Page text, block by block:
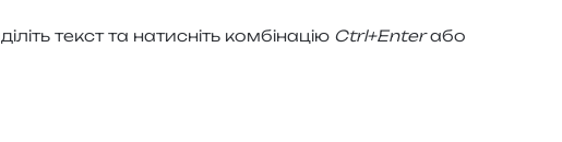
текст та нати­сніть ком­бі­на­цію Ctrl+Enterабо